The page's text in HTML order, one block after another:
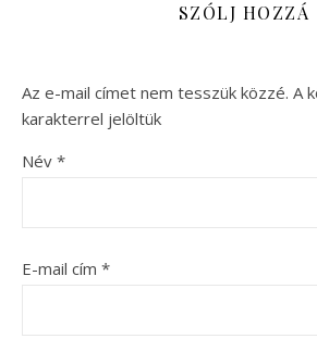
SZÓLJ HOZZÁ
Az e-mail címet nem tesszük közzé. A
karakterrel jelöltük
Név *
E-mail cím *